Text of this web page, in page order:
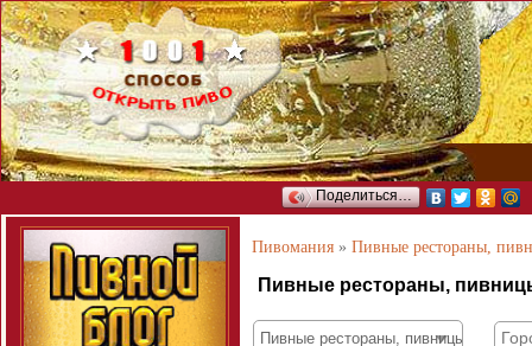
Поделиться…
Пивомания » Пивные рестораны,
Пивные рестораны,